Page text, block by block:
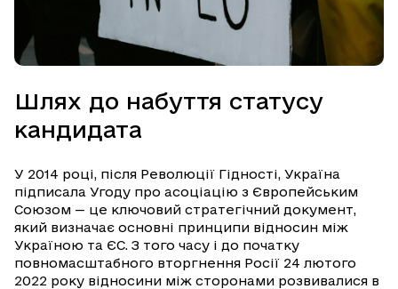
Шлях до набуття статусу
кандидата
У 2014 році, після Революції Гідності, Україна
підписала Угоду про асоціацію з Європейським
Союзом — це ключовий стратегічний документ,
який визначає основні принципи відносин між
Україною та ЄС. З того часу і до початку
повномасштабного вторгнення Росії 24 лютого
2022 року відносини між сторонами розвивалися в